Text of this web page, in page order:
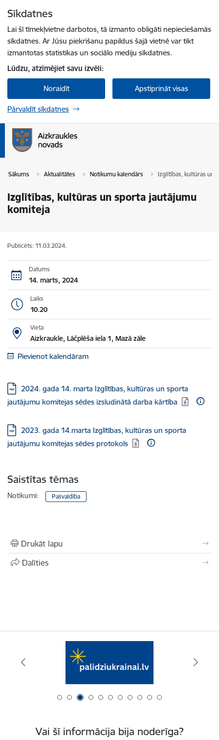
Sīkdatnes
Lai šī tīmekļvietne darbotos, tā izmanto obligāti nepieciešamās
sīkdatnes. Ar Jūsu piekrišanu papildus šajā vietnē var tikt
izmantotas statistikas un sociālo mediju sīkdatnes.
Lūdzu, atzīmējiet savu izvēli:
Noraidīt Apstiprināt visas
Pārvaldīt sīkdatnes
Sākums Aktualitātes Notikumu kalendārs Izglītības, kultūras un
Izglītības, kultūras un sporta jautājumu
komiteja
Publicēts: 11.03.2024.
Datums
14. marts, 2024
Laiks
10.20
Vieta
Aizkraukle, Lāčplēša iela 1, Mazā zāle
Pievienot kalendāram
Lejupielādēt:
2024. gada 14. marta Izglītības, kultūras un sporta
jautājumu komitejas sēdes izsludinātā darba kārtība
Lejupielādēt:
2023. gada 14.marta Izglītības, kultūras un sporta
jautājumu komitejas sēdes protokols
Saistītas tēmas
Notikumi: Pašvaldība
Drukāt lapu
Dalīties
Vai šī informācija bija noderīga?